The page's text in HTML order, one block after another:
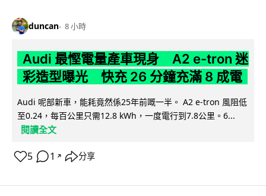
duncan 8 小時
Audi 最慳電量產車現身 A2 e-tron 迷
彩造型曝光 快充 26 分鐘充滿 8 成電
Audi 呢部新車，能耗竟然係25年前嘅一半。 A2 e-tron 風阻低
至0.24，每百公里只需12.8 kWh，一度電行到7.8公里。6...
閱讀全文
5 1 ↗ 分享